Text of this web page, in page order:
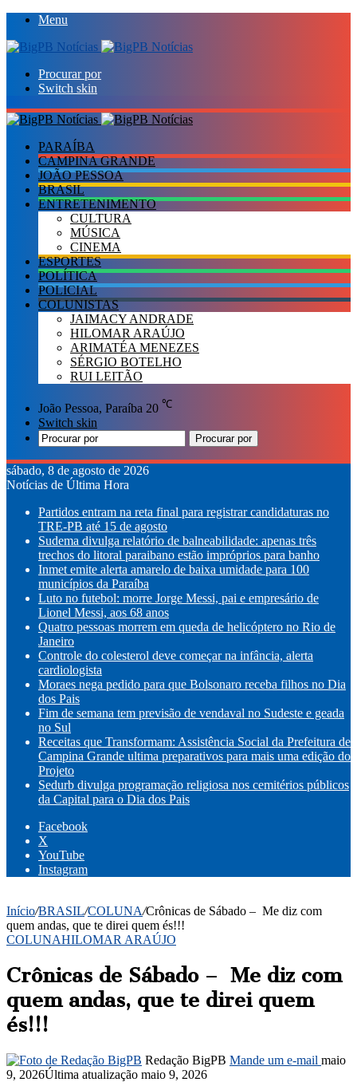
Menu
Procurar por
Switch skin
PARAÍBA
CAMPINA GRANDE
JOÃO PESSOA
BRASIL
ENTRETENIMENTO
CULTURA
MÚSICA
CINEMA
ESPORTES
POLÍTICA
POLICIAL
COLUNISTAS
JAIMACY ANDRADE
HILOMAR ARAÚJO
ARIMATÉA MENEZES
SÉRGIO BOTELHO
RUI LEITÃO
João Pessoa, Paraíba 20 ℃
Switch skin
Procurar por
sábado, 8 de agosto de 2026
Notícias de Última Hora
Partidos entram na reta final para registrar candidaturas no
TRE-PB até 15 de agosto
Sudema divulga relatório de balneabilidade: apenas três
trechos do litoral paraibano estão impróprios para banho
Inmet emite alerta amarelo de baixa umidade para 100
municípios da Paraíba
Luto no futebol: morre Jorge Messi, pai e empresário de
Lionel Messi, aos 68 anos
Quatro pessoas morrem em queda de helicóptero no Rio de
Janeiro
Controle do colesterol deve começar na infância, alerta
cardiologista
Moraes nega pedido para que Bolsonaro receba filhos no Dia
dos Pais
Fim de semana tem previsão de vendaval no Sudeste e geada
no Sul
Receitas que Transformam: Assistência Social da Prefeitura de
Campina Grande ultima preparativos para mais uma edição do
Projeto
Sedurb divulga programação religiosa nos cemitérios públicos
da Capital para o Dia dos Pais
Facebook
X
YouTube
Instagram
Início/BRASIL/COLUNA/Crônicas de Sábado – Me diz com
quem andas, que te direi quem és!!!
COLUNAHILOMAR ARAÚJO
Crônicas de Sábado – Me diz com
quem andas, que te direi quem
és!!!
Redação BigPB Mande um e-mail maio
9, 2026Última atualização maio 9, 2026